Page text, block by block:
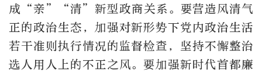
成“亲”“清”新型政商关系。要营造风清气
正的政治生态，加强对新形势下党内政治生活
若干准则执行情况的监督检查，坚持不懈整治
选人用人上的不正之风。要加强新时代首都廉